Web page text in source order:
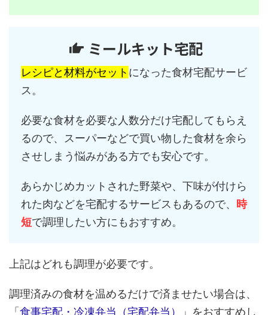
ミールキット宅配
レシピと材料がセット になった食材宅配サービ
ス。
必要な食材を必要な人数分だけ宅配してもらえ
るので、スーパーなどで買い物した食材を余ら
させしまう悩みがある方でも安心です。
あらかじめカットされた野菜や、下味が付けら
れた肉などを宅配するサービスもあるので、
時
短で調理したい方にもおすすめ。
上記はどれも調理が必要です。
調理済みの食材を温めるだけで済ませたい場合は、
「 食事宅配・冷凍弁当（宅配弁当）
」をおすすめし